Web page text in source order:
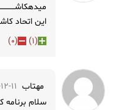
این اتحاد
(
1
)
(
0
)
مهتاب 15:34:42
سلام